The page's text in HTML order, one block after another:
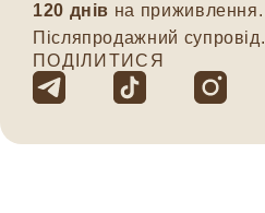
120 днів на приживлення.
Післяпродажний супровід.
ПОДІЛИТИСЯ